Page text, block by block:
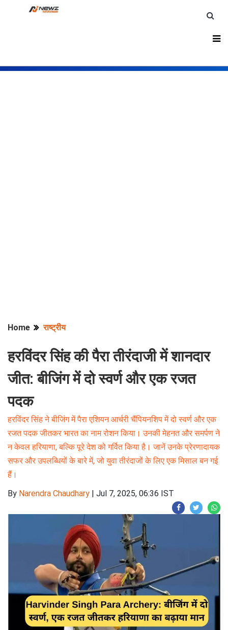
Home राष्ट्रीय
हरविंदर सिंह की पैरा तीरंदाजी में शानदार
जीत: बीजिंग में दो स्वर्ण और एक रजत
पदक
हरविंदर सिंह ने बीजिंग में पैरा एशियन आर्चरी चैंपियनशिप में दो स्वर्ण और एक
रजत पदक जीतकर भारत का नाम रोशन किया। उनकी मेहनत और समर्पण ने
न केवल हरियाणा, बल्कि पूरे देश को गर्वित किया है। जानें उनके प्रेरणादायक
सफर और उपलब्धियों के बारे में, जो युवा तीरंदाजों के लिए एक मिसाल बन गई
हैं।
By Narendra Chaudhary | Jul 7, 2025, 06:36 IST